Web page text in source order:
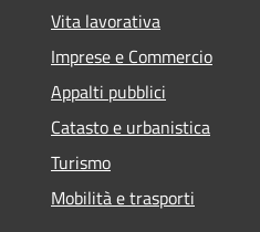
Vita lavorativa
Imprese e Commercio
Appalti pubblici
Catasto e urbanistica
Turismo
Mobilità e trasporti